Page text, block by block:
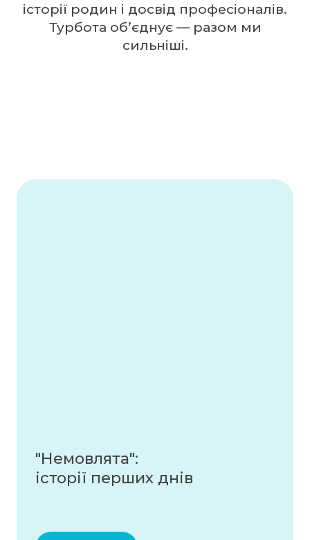
історії родин і досвід професіоналів.
Турбота об’єднує — разом ми
сильніші.
"Немовлята":
історії перших днів